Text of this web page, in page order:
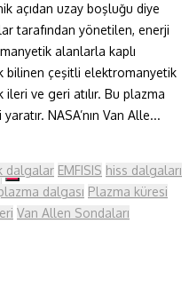
açıdan uzay boşluğu diye
tarafından yönetilen, enerji
alanlarla kaplı
bilinen çeşitli elektromanyetik
ve geri atılır. Bu plazma
NASA’nın Van Alle...
dalgalar EMFISIS hiss dalgaları
dalgası Plazma küresi
Van Allen Sondaları